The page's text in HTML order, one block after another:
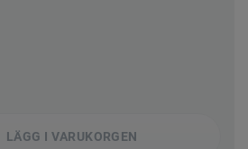
LÄGG I VARUKORGEN